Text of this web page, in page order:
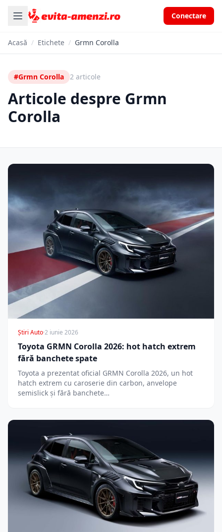
Conectare
Acasă / Etichete / Grmn Corolla
#Grmn Corolla 2 articole
Articole despre Grmn
Corolla
Știri Auto·2 iunie 2026
Toyota GRMN Corolla 2026: hot hatch extrem
fără banchete spate
Toyota a prezentat oficial GRMN Corolla 2026, un hot
hatch extrem cu caroserie din carbon, anvelope
semislick și fără banchete…